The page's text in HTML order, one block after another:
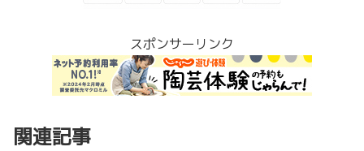
スポンサーリンク
関連記事